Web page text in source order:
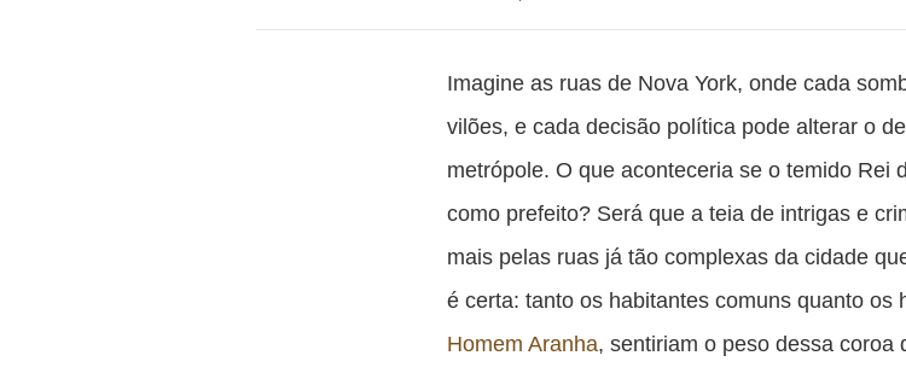
Imagine as ruas de Nova York, onde cada
vilões, e cada decisão política pode alterar o
metrópole. O que aconteceria se o temido Rei
como prefeito? Será que a teia de intrigas e
mais pelas ruas já tão complexas da cidade
é certa: tanto os habitantes comuns quanto os
Homem Aranha, sentiriam o peso dessa coroa